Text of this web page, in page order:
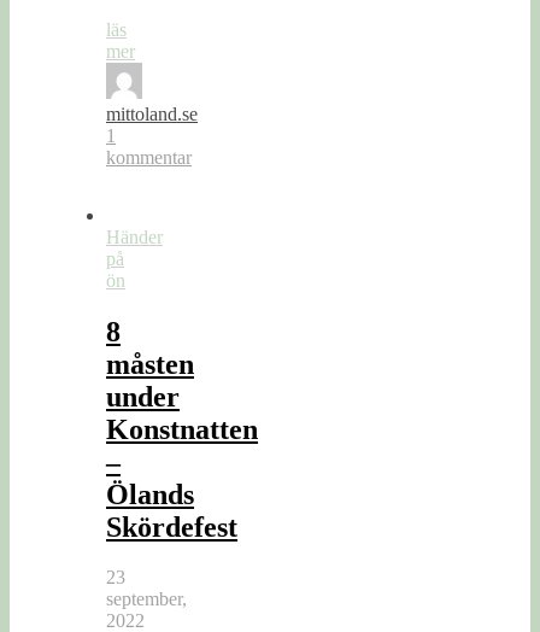
läs
mer
mittoland.se
1
kommentar
Händer
på
ön
8
måsten
under
Konstnatten
–
Ölands
Skördefest
23
september,
2022